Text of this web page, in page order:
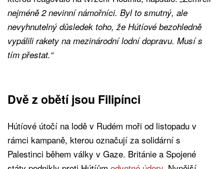
nejméně 2 nevinní námořníci. Byl to smutný, ale
nevyhnutelný důsledek toho, že Hútíové bezohledně
vypálili rakety na mezinárodní lodní dopravu. Musí s
tím přestat.“
Dvě z obětí jsou Filipínci
Hútíové útočí na lodě v Rudém moři od listopadu v
rámci kampaně, kterou označují za solidární s
Palestinci během války v Gaze. Británie a Spojené